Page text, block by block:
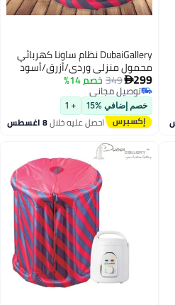
DubaiGallery نظام ساونا كهربائي
محمول منزلي وردي/أزرق/أسود
349خصم 14%
توصيل مجاني
توصيل مجاني
خصم إضافي %15 + 1
احصل عليه خلال8 اغسطس